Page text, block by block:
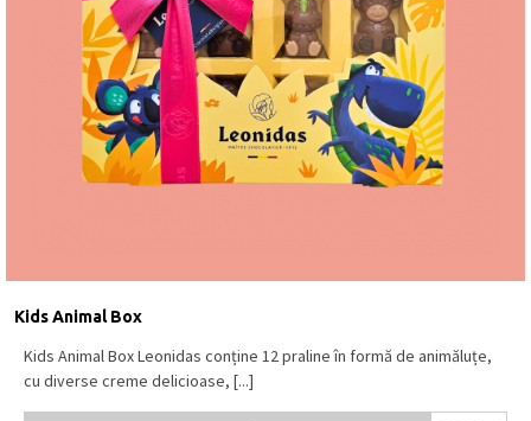
Kids Animal Box
Kids Animal Box Leonidas conține 12 praline în formă de animăluțe,
cu diverse creme delicioase, [...]